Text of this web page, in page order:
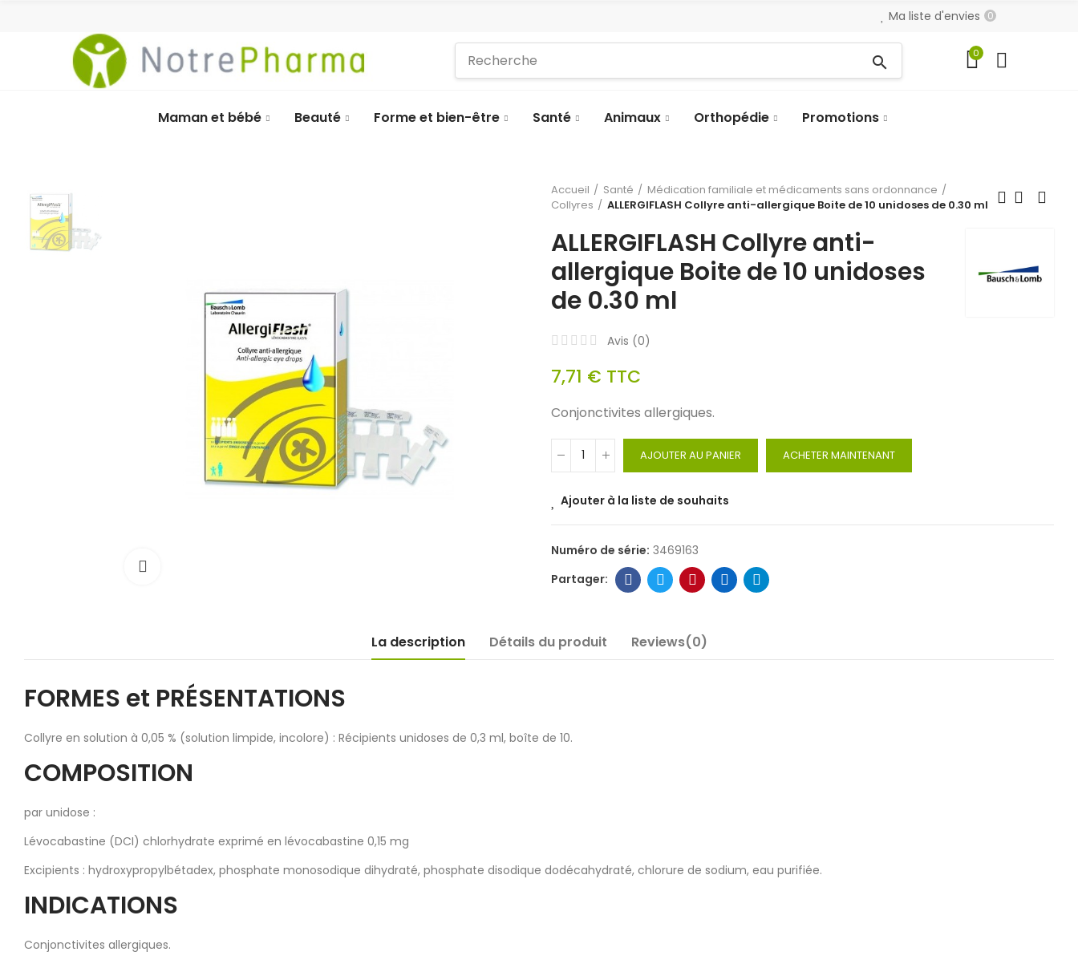
Ma liste d'envies 0
search 0
Maman et bébé Beauté Forme et bien-être Santé Animaux Orthopédie Promotions
Accueil Santé
Médication familiale et médicaments sans ordonnance
Collyres
ALLERGIFLASH Collyre anti-allergique Boite de 10 unidoses de 0.30 ml
ALLERGIFLASH Collyre anti-
allergique Boite de 10 unidoses
de 0.30 ml
Avis (0)
7,71 € TTC
Conjonctivites allergiques.
AJOUTER AU PANIER ACHETER MAINTENANT
Ajouter à la liste de souhaits
Numéro de série: 3469163
La description Détails du produit Reviews(0)
FORMES et PRÉSENTATIONS
Collyre en solution à 0,05 % (solution limpide, incolore) : Récipients unidoses de 0,3 ml, boîte de 10.
COMPOSITION
par unidose :
Lévocabastine (DCI) chlorhydrate exprimé en lévocabastine 0,15 mg
Excipients : hydroxypropylbétadex, phosphate monosodique dihydraté, phosphate disodique dodécahydraté, chlorure de sodium, eau purifiée.
INDICATIONS
Conjonctivites allergiques.